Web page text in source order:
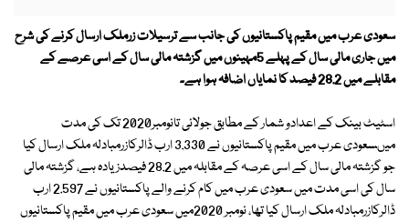
سعودی عرب میں مقیم پاکستانیوں کی جانب سے ترسیلات زرملک ارسال کرنے کی شرح
میں جاری مالی سال کے پہلے 5مہینوں میں گزشتہ مالی سال کے اسی عرصے کے
مقابلے میں 28.2 فیصد کا نمایاں اضافہ ہوا ہے۔
اسٹیٹ بینک کے اعدادو شمار کے مطابق جولائی تانومبر2020 تک کی مدت
میںسعودی عرب میں مقیم پاکستانیوں نے 3.330 ارب ڈالرکازرمبادلہ ملک ارسال کیا
جو گزشتہ مالی سال کے اسی عرصہ کے مقابلہ میں 28.2 فیصدزیادہ ہے، گزشتہ مالی
سال کی اسی مدت میں سعودی عرب میں کام کرنے والے پاکستانیوں نے 2.597 ارب
ڈالرکازرمبادلہ ملک ارسال کیا تھا، نومبر 2020میں سعودی عرب میں مقیم پاکستانیوں